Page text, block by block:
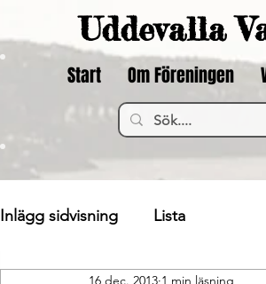
Uddevalla
Start Om Föreningen
Inlägg sidvisning Lista
16 dec. 2013 1 min läsning